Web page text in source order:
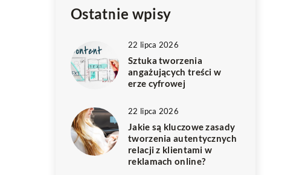
Ostatnie wpisy
22 lipca 2026
Sztuka tworzenia
angażujących treści w
erze cyfrowej
22 lipca 2026
Jakie są kluczowe zasady
tworzenia autentycznych
relacji z klientami w
reklamach online?